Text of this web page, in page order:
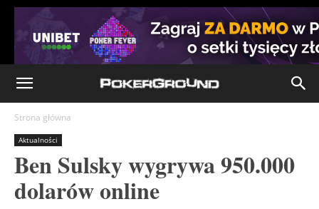
Strona główna
Aktualności
Ben Sulsky wygrywa 950.000
dolarów online